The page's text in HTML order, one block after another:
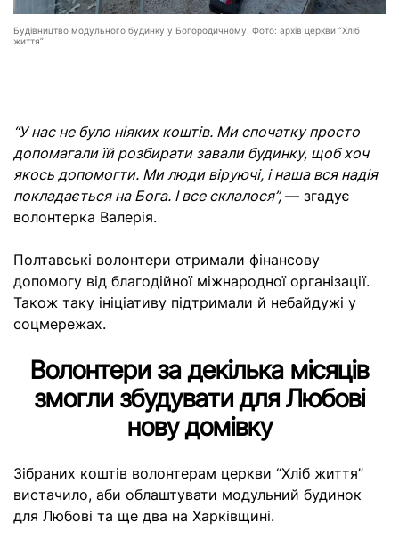
Будівництво модульного будинку у Богородичному. Фото: архів церкви “Хліб
життя”
“У нас не було ніяких коштів. Ми спочатку просто
допомагали їй розбирати завали будинку, щоб хоч
якось допомогти. Ми люди віруючі, і наша вся надія
покладається на Бога. І все склалося”, — згадує
волонтерка Валерія.
Полтавські волонтери отримали фінансову
допомогу від благодійної міжнародної організації.
Також таку ініціативу підтримали й небайдужі у
соцмережах.
Волонтери за декілька місяців
змогли збудувати для Любові
нову домівку
Зібраних коштів волонтерам церкви “Хліб життя”
вистачило, аби облаштувати модульний будинок
для Любові та ще два на Харківщині.